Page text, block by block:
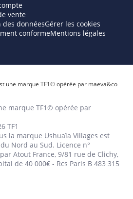
vente
donnéesGérer les cookies
conformeMentions légales
une marque TF1© opérée par maeva&co
marque TF1© opérée par
TF1
la marque Ushuaïa Villages est
Nord au Sud. Licence n°
Atout France, 9/81 rue de Clichy,
de 40 000€ - Rcs Paris B 483 315